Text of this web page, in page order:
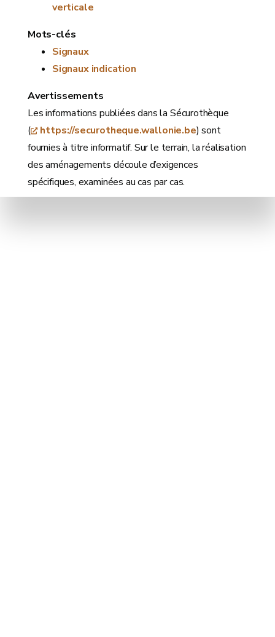
verticale
Mots-clés
Signaux
Signaux indication
Avertissements
Les informations publiées dans la Sécurothèque
(
https://securotheque.wallonie.be) sont
fournies à titre informatif. Sur le terrain, la réalisation
des aménagements découle d’exigences
spécifiques, examinées au cas par cas.